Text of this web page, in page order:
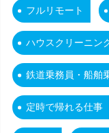
フルリモート
ハウスクリーニン
鉄道乗務員・船舶
定時で帰れる仕事